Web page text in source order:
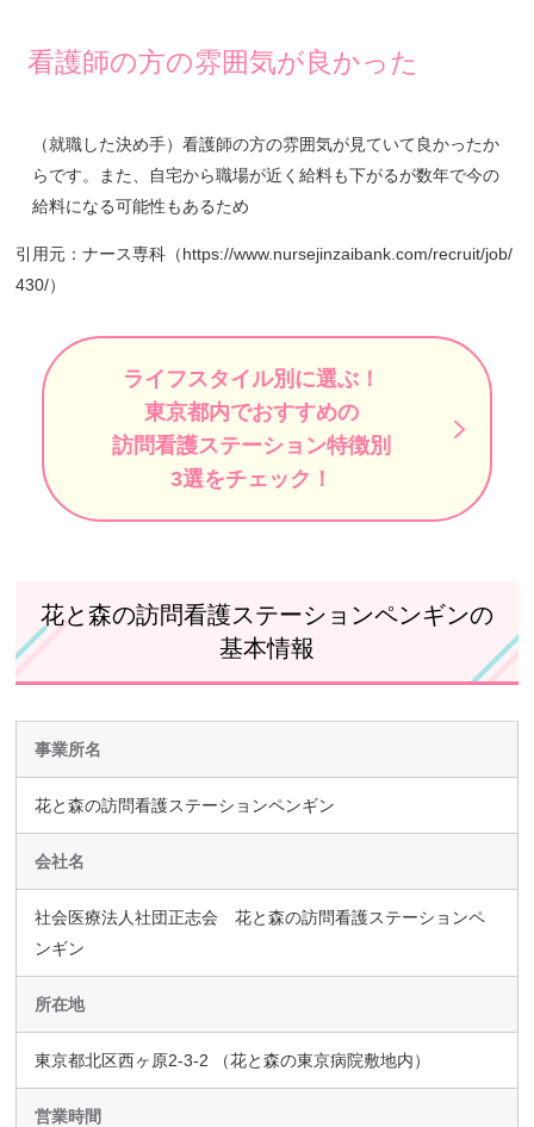
看護師の方の雰囲気が良かった
（就職した決め手）看護師の方の雰囲気が見ていて良かったか
らです。また、自宅から職場が近く給料も下がるが数年で今の
給料になる可能性もあるため
引用元：ナース専科（https://www.nursejinzaibank.com/recruit/job/
430/）
ライフスタイル別に選ぶ！
東京都内でおすすめの
訪問看護ステーション特徴別
3選をチェック！
花と森の訪問看護ステーションペンギンの
基本情報
事業所名
花と森の訪問看護ステーションペンギン
会社名
社会医療法人社団正志会 花と森の訪問看護ステーションペ
ンギン
所在地
東京都北区西ヶ原2-3-2 （花と森の東京病院敷地内）
営業時間